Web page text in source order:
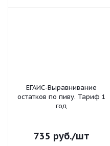
ЕГАИС-Выравнивание
остатков по пиву. Тариф 1
год
735 руб./шт